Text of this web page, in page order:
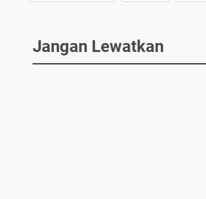
Jangan Lewatkan